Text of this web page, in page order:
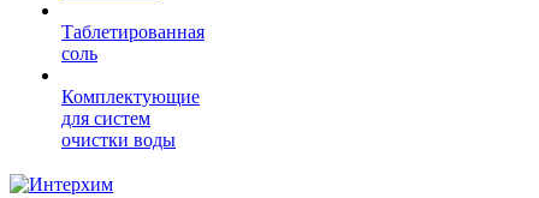
Таблетированная
соль
Комплектующие
для систем
очистки воды